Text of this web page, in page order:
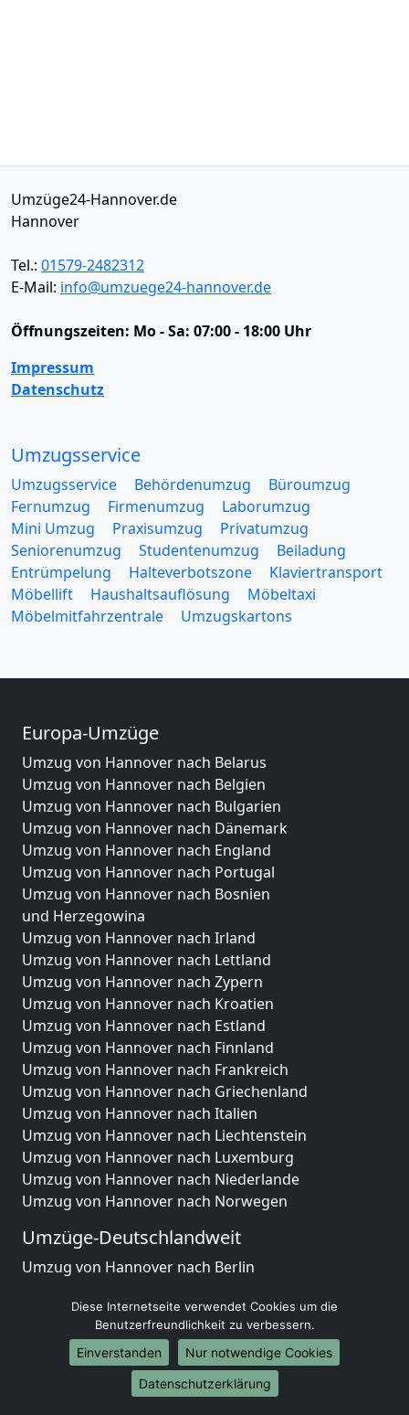
Umzüge24-Hannover.de
Hannover
Tel.: 01579-2482312
E-Mail: info@umzuege24-hannover.de
Öffnungszeiten: Mo - Sa: 07:00 - 18:00 Uhr
Impressum
Datenschutz
Umzugsservice
Umzugsservice Behördenumzug
Büroumzug
Fernumzug
Firmenumzug
Laborumzug
Mini Umzug
Praxisumzug
Privatumzug
Seniorenumzug
Studentenumzug
Beiladung
Entrümpelung
Halteverbotszone
Klaviertransport
Möbellift
Haushaltsauflösung
Möbeltaxi
Möbelmitfahrzentrale
Umzugskartons
Europa-Umzüge
Umzug von Hannover nach Belarus
Umzug von Hannover nach Belgien
Umzug von Hannover nach Bulgarien
Umzug von Hannover nach Dänemark
Umzug von Hannover nach England
Umzug von Hannover nach Portugal
Umzug von Hannover nach Bosnien
und Herzegowina
Umzug von Hannover nach Irland
Umzug von Hannover nach Lettland
Umzug von Hannover nach Zypern
Umzug von Hannover nach Kroatien
Umzug von Hannover nach Estland
Umzug von Hannover nach Finnland
Umzug von Hannover nach Frankreich
Umzug von Hannover nach Griechenland
Umzug von Hannover nach Italien
Umzug von Hannover nach Liechtenstein
Umzug von Hannover nach Luxemburg
Umzug von Hannover nach Niederlande
Umzug von Hannover nach Norwegen
Umzüge-Deutschlandweit
Umzug von Hannover nach Berlin
Umzug von Hannover nach München
Umzug von Hannover nach Köln
Umzug von Hannover nach Frankfurt am Main
Umzug von Hannover nach Stuttgart
Umzug von Hannover nach Düsseldorf
Diese Internetseite verwendet Cookies um die
Benutzerfreundlichkeit zu verbessern.
Einverstanden
Nur notwendige Cookies
Datenschutzerklärung